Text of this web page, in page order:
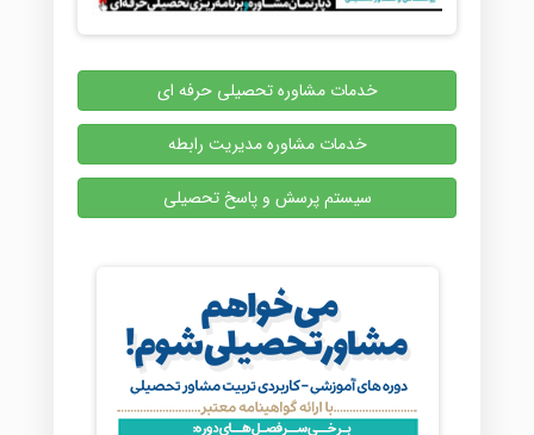
خدمات مشاوره تحصیلی حرفه ای
خدمات مشاوره مدیریت رابطه
سیستم پرسش و پاسخ تحصیلی